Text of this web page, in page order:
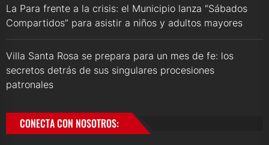
La Para frente a la crisis: el Municipio lanza “Sábados
Compartidos” para asistir a niños y adultos mayores
Villa Santa Rosa se prepara para un mes de fe: los
secretos detrás de sus singulares procesiones
patronales
CONECTA CON NOSOTROS: